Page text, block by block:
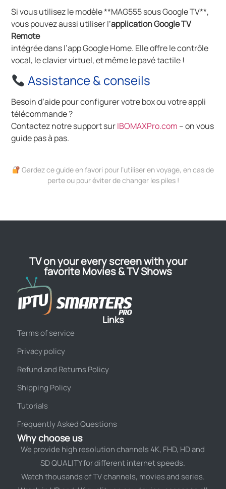
Si vous utilisez le modèle **MAG555 sous Google TV**,
vous pouvez aussi utiliser l’application Google TV
Remote
intégrée dans l’app Google Home. Elle offre le contrôle
vocal, le clavier virtuel, et même le pavé tactile !
Assistance & conseils
Besoin d’aide pour configurer votre box ou votre appli
télécommande ?
Contactez notre support surIBOMAXPro.com – on vous
guide pas à pas.
Gardez ce guide en favori pour l’utiliser en voyage, en cas de
perte ou pour éviter de changer les piles !
TV on your every screen with your
favorite Movies & TV Shows
Links
Terms of service
Privacy policy
Refund and Returns Policy
Shipping Policy
Tutorials
Frequently Asked Questions
Why choose us
We provide high resolution channels 4K, FHD, HD and
SD QUALITY for different internet speeds.
Watch thousands of TV channels, movies and series.